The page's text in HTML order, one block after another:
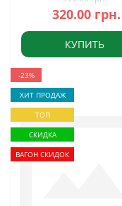
320.00 грн.
КУПИТЬ
-23%
ХИТ ПРОДАЖ
ТОП
СКИДКА
ВАГОН СКИДОК